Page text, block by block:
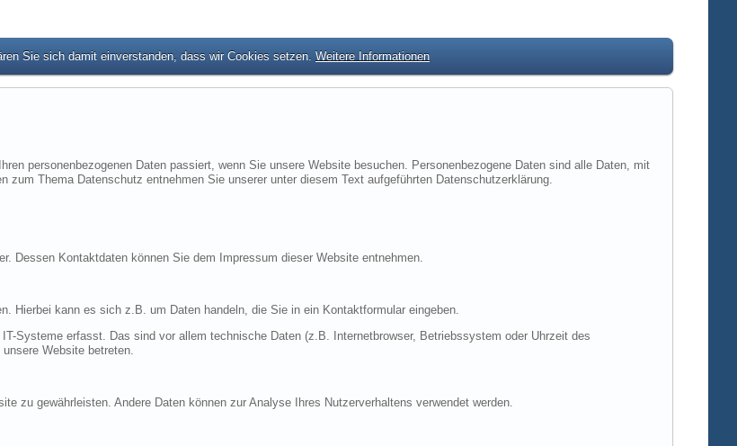
Sie sich damit einverstanden, dass wir Cookies setzen. Weitere Informationen
personenbezogenen Daten passiert, wenn Sie unsere Website besuchen. Personenbezogene Daten sind alle Daten, mit
Thema Datenschutz entnehmen Sie unserer unter diesem Text aufgeführten Datenschutzerklärung.
Dessen Kontaktdaten können Sie dem Impressum dieser Website entnehmen.
Hierbei kann es sich z.B. um Daten handeln, die Sie in ein Kontaktformular eingeben.
Systeme erfasst. Das sind vor allem technische Daten (z.B. Internetbrowser, Betriebssystem oder Uhrzeit des
Website betreten.
zu gewährleisten. Andere Daten können zur Analyse Ihres Nutzerverhaltens verwendet werden.